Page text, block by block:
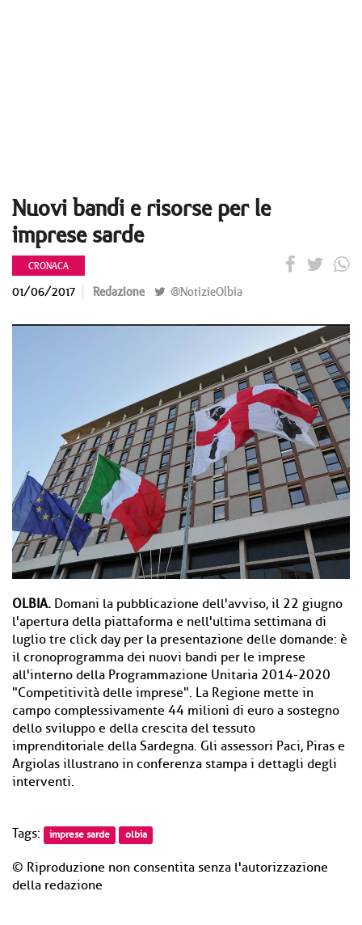
Nuovi bandi e risorse per le
imprese sarde
CRONACA
01/06/2017 Redazione @NotizieOlbia
OLBIA. Domani la pubblicazione dell'avviso, il 22 giugno
l'apertura della piattaforma e nell'ultima settimana di
luglio tre click day per la presentazione delle domande: è
il cronoprogramma dei nuovi bandi per le imprese
all'interno della Programmazione Unitaria 2014-2020
"Competitività delle imprese". La Regione mette in
campo complessivamente 44 milioni di euro a sostegno
dello sviluppo e della crescita del tessuto
imprenditoriale della Sardegna. Gli assessori Paci, Piras e
Argiolas illustrano in conferenza stampa i dettagli degli
interventi.
Tags: imprese sarde olbia
© Riproduzione non consentita senza l'autorizzazione
della redazione